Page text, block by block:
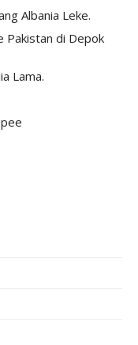
Albania Leke.
Pakistan di Depok
Lama.